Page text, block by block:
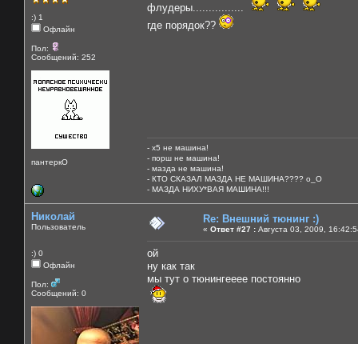
:) 1
Офлайн
Пол:
Сообщений: 252
пантеркО
флудеры................
где порядок??
- х5 не машина!
- порш не машина!
- мазда не машина!
- КТО СКАЗАЛ МАЗДА НЕ МАШИНА???? о_О
- МАЗДА НИХУ*ВАЯ МАШИНА!!!
Николай
Пользователь
:) 0
Офлайн
Пол:
Сообщений: 0
Re: Внешний тюнинг :)
« Ответ #27 : Августа 03, 2009,
ой
ну как так
мы тут о тюнингееее постоянно